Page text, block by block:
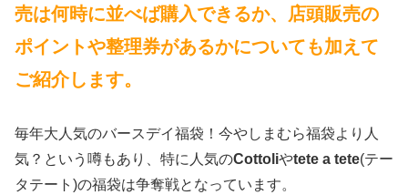
売は何時に並べば購入できるか、店頭販売の
ポイントや整理券があるかについても加えて
ご紹介します。
毎年大人気のバースデイ福袋！今やしまむら福袋より人
気？という噂もあり、特に人気のCottoliやtete a tete(テー
タテート)の福袋は争奪戦となっています。